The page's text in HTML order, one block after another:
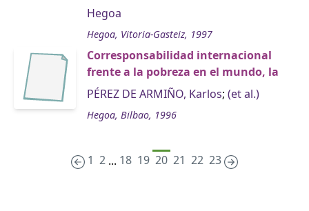
Hegoa
Hegoa, Vitoria-Gasteiz, 1997
Corresponsabilidad internacional
frente a la pobreza en el mundo, la
PÉREZ DE ARMIÑO, Karlos; (et al.)
Hegoa, Bilbao, 1996
1 2 ... 18 19 20 21 22 23